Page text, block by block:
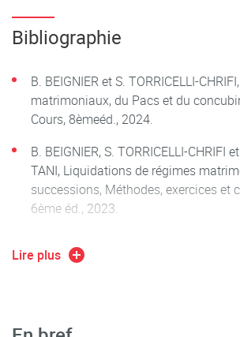
1 : Le choix du régime matrimonial
2 : Le choix du régime patrimonial des
Partie 3 : Le fonctionnement du régime
1 : Le régime de communauté
2 : Le régime de séparation de biens
3 : Les régimes de participation aux
5 : Les régimes patrimoniaux du Pacs
Bibliographie
B. BEIGNIER et S. TORRICELLI-
matrimoniaux, du Pacs et du
Cours, 8èmeéd., 2024.
B. BEIGNIER, S. TORRICELLI-CHRIFI
TANI, Liquidations de régimes
successions, Méthodes, exercices et
6ème éd., 2023.
Nexis, 2ème éd., 2023.
Coll. Paradigme, 11ème éd., 2023.
Lire plus